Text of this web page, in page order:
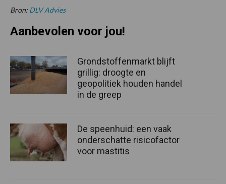
Bron: DLV Advies
Aanbevolen voor jou!
Grondstoffenmarkt blijft
grillig: droogte en
geopolitiek houden handel
in de greep
De speenhuid: een vaak
onderschatte risicofactor
voor mastitis